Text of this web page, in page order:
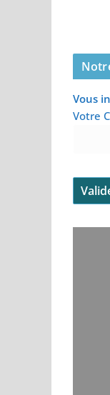
Vous
Votre